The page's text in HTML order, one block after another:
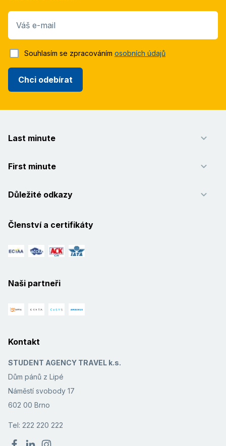
Váš e-mail
Chci odebírat
Souhlasím se zpracováním osobních údajů
Last minute
First minute
Důležité odkazy
Členství a certifikáty
Naši partneři
Kontakt
STUDENT AGENCY TRAVEL k.s.
Dům pánů z Lipé
Náměstí svobody 17
602 00 Brno
Tel: 222 220 222